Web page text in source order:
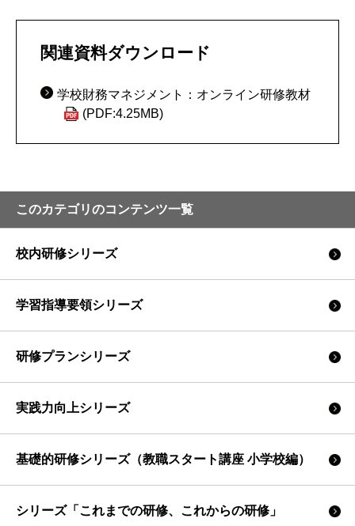
関連資料ダウンロード
学校財務マネジメント：オンライン研修教材
(PDF:4.25MB)
このカテゴリのコンテンツ一覧
校内研修シリーズ
学習指導要領シリーズ
研修プランシリーズ
実践力向上シリーズ
基礎的研修シリーズ（教職スタート講座 小学校編）
シリーズ「これまでの研修、これからの研修」